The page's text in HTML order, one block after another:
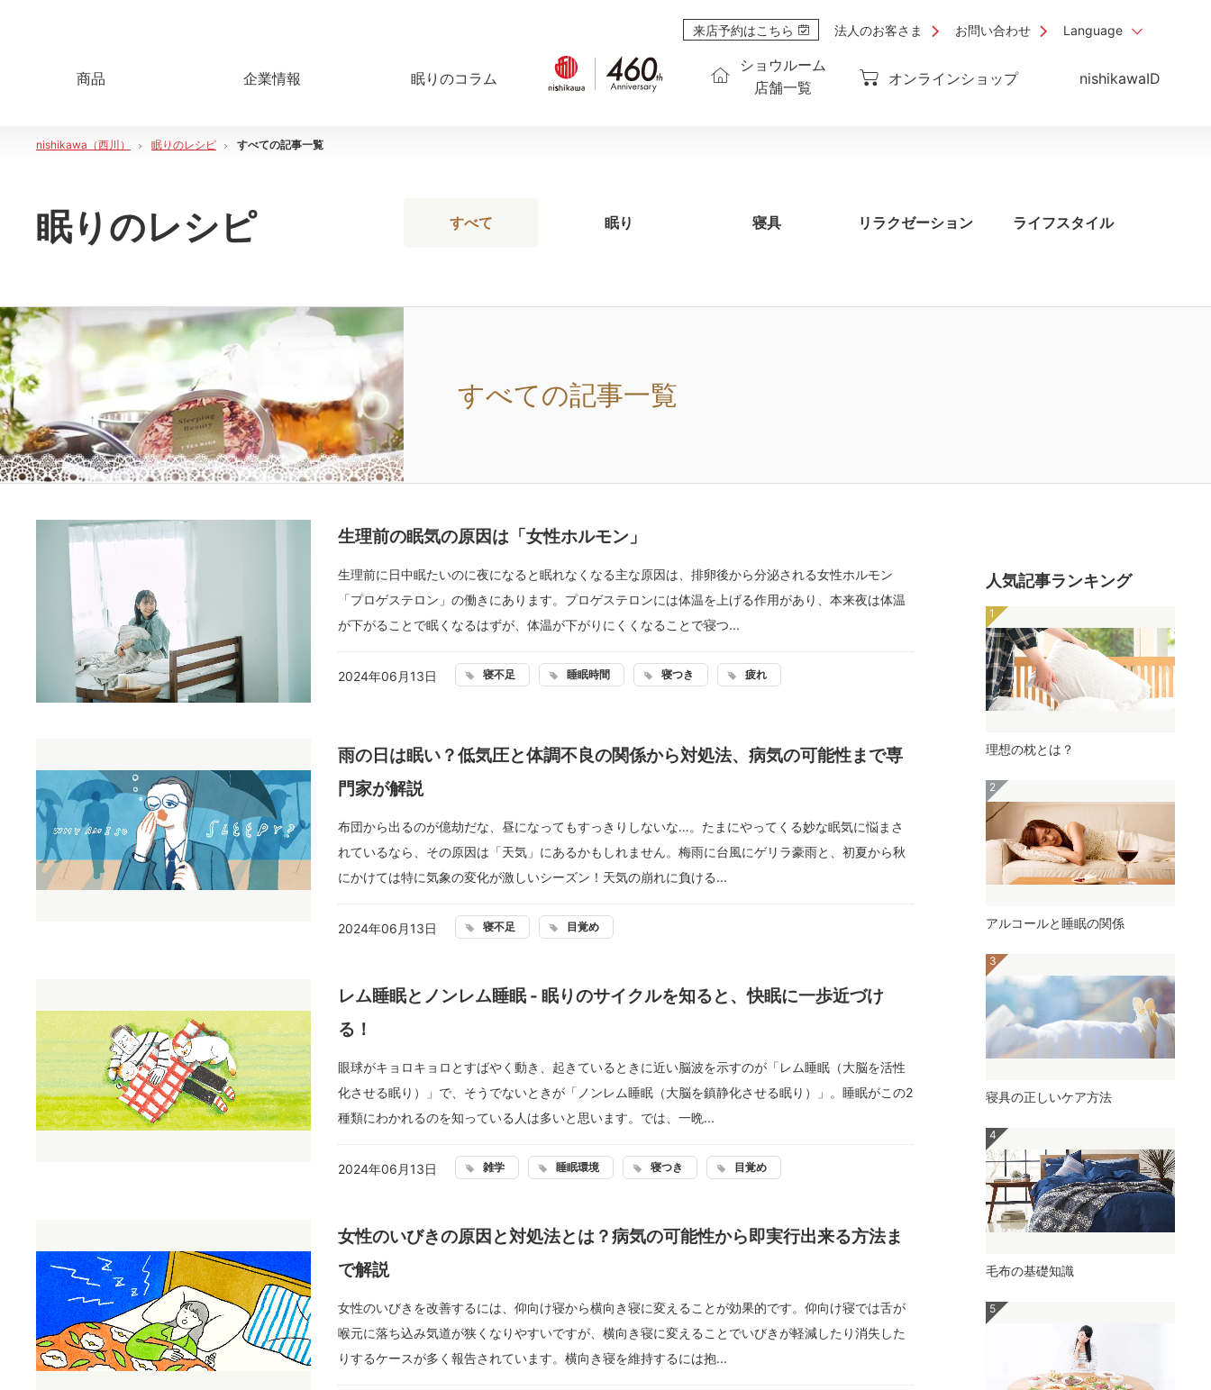
商品 企業情報 眠りのコラム
ショウルーム
店舗一覧
オンラインショップ nishikawaID
来店予約はこちら 法人のお客さま お問い合わせ Language
nishikawa（西川） 眠りのレシピ すべての記事一覧
眠りのレシピ すべて 眠り 寝具 リラクゼーション ライフスタイル
すべての記事一覧
生理前の眠気の原因は「女性ホルモン」
生理前に日中眠たいのに夜になると眠れなくなる主な原因は、排卵後から分泌される女性ホルモン
「プロゲステロン」の働きにあります。プロゲステロンには体温を上げる作用があり、本来夜は体温
が下がることで眠くなるはずが、体温が下がりにくくなることで寝つ...
2024年06月13日 寝不足 睡眠時間 寝つき 疲れ
雨の日は眠い？低気圧と体調不良の関係から対処法、病気の可能性まで専
門家が解説
布団から出るのが億劫だな、昼になってもすっきりしないな…。たまにやってくる妙な眠気に悩まさ
れているなら、その原因は「天気」にあるかもしれません。梅雨に台風にゲリラ豪雨と、初夏から秋
にかけては特に気象の変化が激しいシーズン！天気の崩れに負ける...
2024年06月13日 寝不足 目覚め
レム睡眠とノンレム睡眠 - 眠りのサイクルを知ると、快眠に一歩近づけ
る！
眼球がキョロキョロとすばやく動き、起きているときに近い脳波を示すのが「レム睡眠（大脳を活性
化させる眠り）」で、そうでないときが「ノンレム睡眠（大脳を鎮静化させる眠り）」。睡眠がこの2
種類にわかれるのを知っている人は多いと思います。では、一晩...
2024年06月13日 雑学 睡眠環境 寝つき 目覚め
女性のいびきの原因と対処法とは？病気の可能性から即実行出来る方法ま
で解説
女性のいびきを改善するには、仰向け寝から横向き寝に変えることが効果的です。仰向け寝では舌が
喉元に落ち込み気道が狭くなりやすいですが、横向き寝に変えることでいびきが軽減したり消失した
りするケースが多く報告されています。横向き寝を維持するには抱...
人気記事ランキング
理想の枕とは？
アルコールと睡眠の関係
寝具の正しいケア方法
毛布の基礎知識